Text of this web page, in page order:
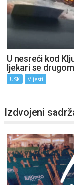
U nesreći kod
ljekari se
USK Vijesti
Izdvojeni